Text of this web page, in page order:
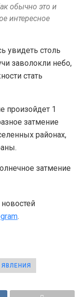
обычно это и
интересное
увидеть столь
заволокли небо,
стать
произойдет 1
затмение
районах,
.